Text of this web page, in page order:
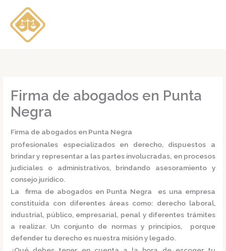
contenido
Firma de abogados en Punta
Negra
Firma de abogados en Punta Negra
profesionales especializados en derecho, dispuestos a
brindar y representar a las partes involucradas, en procesos
judiciales o administrativos, brindando asesoramiento y
consejo jurídico.
La firma de abogados en Punta Negra
es una empresa
constituida con diferentes áreas como: derecho laboral,
industrial, público, empresarial, penal y diferentes trámites
a realizar. Un conjunto de normas y principios, porque
defender tu derecho es nuestra misión y legado.